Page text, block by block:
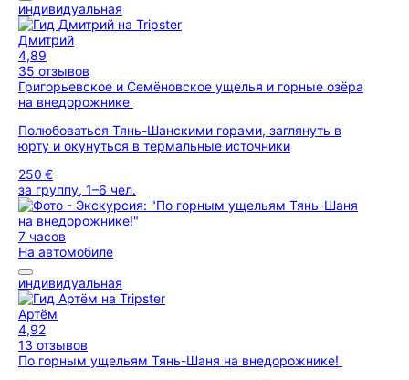
индивидуальная
Дмитрий
4,89
35 отзывов
Григорьевское и Семёновское ущелья и горные озёра
на внедорожнике
Полюбоваться Тянь-Шанскими горами, заглянуть в
юрту и окунуться в термальные источники
250 €
за группу, 1–6 чел.
7 часов
На автомобиле
индивидуальная
Артём
4,92
13 отзывов
По горным ущельям Тянь-Шаня на внедорожнике!